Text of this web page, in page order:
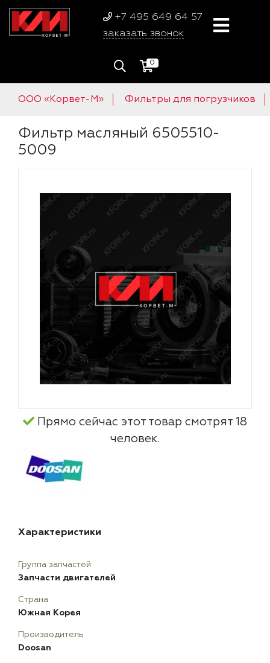
+7 495 649 64 57
заказать звонок
0
ООО «Корвет-М» Фильтры для погрузчиков
Фильтр масляный 6505510-
5009
Прямо сейчас этот товар смотрят 18
человек.
Характеристики
Группа запчастей
Запчасти двигателей
Страна
Южная Корея
Производитель
Doosan